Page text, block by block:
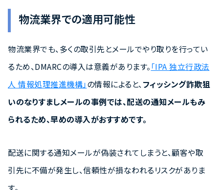
物流業界での適用可能性
物流業界でも、多くの取引先とメールでやり取りを行ってい
るため、DMARCの導入は意義があります。 「IPA 独立行政法
人 情報処理推進機構」の情報によると、 フィッシング詐欺狙
いのなりすましメールの事例では、配送の通知メールもみ
られるため、早めの導入がおすすめです。
配送に関する通知メールが偽装されてしまうと、顧客や取
引先に不備が発生し、信頼性が損なわれるリスクがありま
す。